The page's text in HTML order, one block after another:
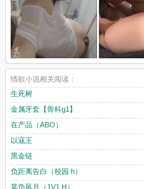
情欲小说相关阅读：
生死树
金属牙套【骨科g1】
在产品（ABO）
以寇王
黑金链
负距离告白（校园 h）
莫负风月（1V1 H）